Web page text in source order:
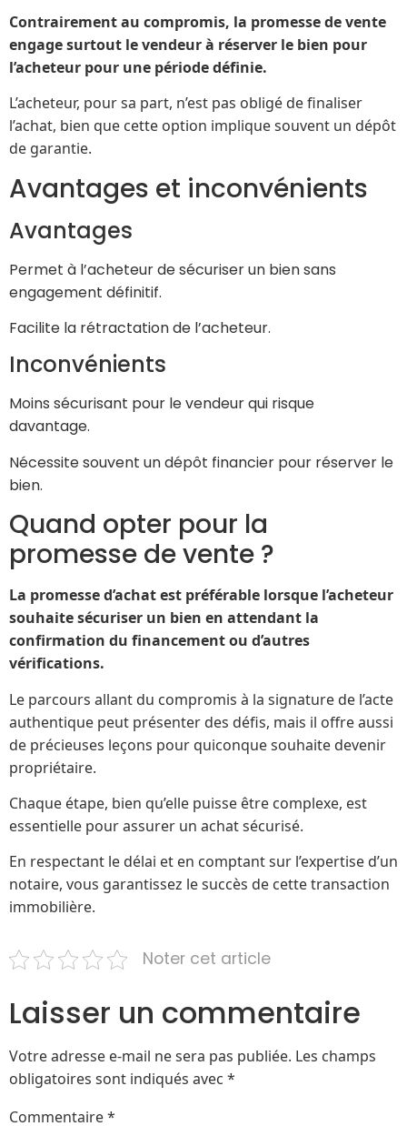
Contrairement au compromis, la promesse de vente
engage surtout le vendeur à réserver le bien pour
l’acheteur pour une période définie.
L’acheteur, pour sa part, n’est pas obligé de finaliser
l’achat, bien que cette option implique souvent un dépôt
de garantie.
Avantages et inconvénients
Avantages
Permet à l’acheteur de sécuriser un bien sans
engagement définitif.
Facilite la rétractation de l’acheteur.
Inconvénients
Moins sécurisant pour le vendeur qui risque
davantage.
Nécessite souvent un dépôt financier pour réserver le
bien.
Quand opter pour la
promesse de vente ?
La promesse d’achat est préférable lorsque l’acheteur
souhaite sécuriser un bien en attendant la
confirmation du financement ou d’autres
vérifications.
Le parcours allant du compromis à la signature de l’acte
authentique peut présenter des défis, mais il offre aussi
de précieuses leçons pour quiconque souhaite devenir
propriétaire.
Chaque étape, bien qu’elle puisse être complexe, est
essentielle pour assurer un achat sécurisé.
En respectant le délai et en comptant sur l’expertise d’un
notaire, vous garantissez le succès de cette transaction
immobilière.
Noter cet article
Laisser un commentaire
Votre adresse e-mail ne sera pas publiée. Les champs
obligatoires sont indiqués avec *
Commentaire*